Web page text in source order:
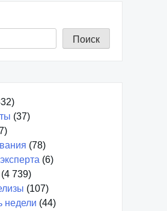
Поиск
(37)
(78)
(6)
(4 739)
(107)
недели (44)